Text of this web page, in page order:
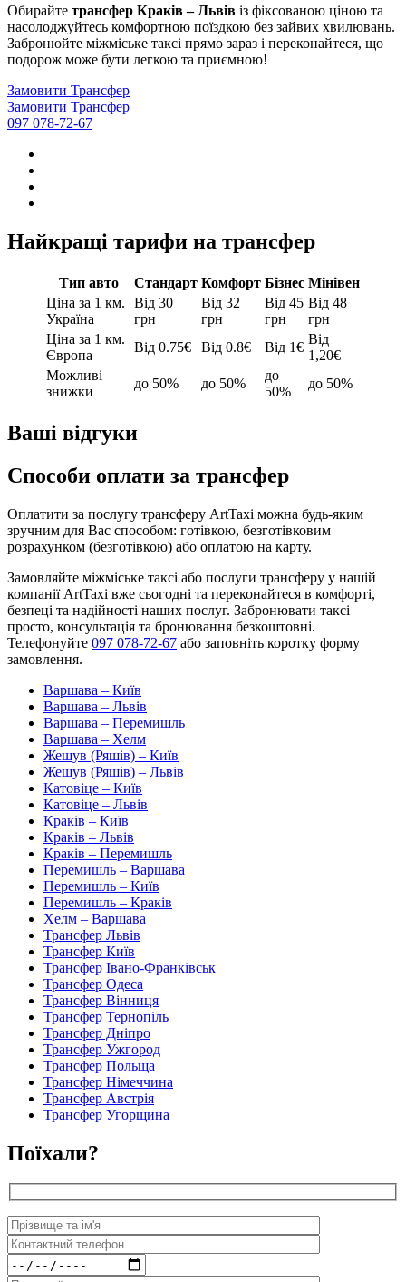
Обирайте трансфер Краків – Львів із фіксованою ціною та
насолоджуйтесь комфортною поїздкою без зайвих хвилювань.
Забронюйте міжміське таксі прямо зараз і переконайтеся, що
подорож може бути легкою та приємною!
Замовити Трансфер
Замовити Трансфер
097 078-72-67
Найкращі тарифи на трансфер
Тип авто Стандарт Комфорт Бізнес Мінівен
Ціна за 1 км.
Україна
Від 30
грн
Від 32
грн
Від 45
грн
Від 48
грн
Ціна за 1 км.
Європа
Від 0.75€ Від 0.8€ Від 1€
Від
1,20€
Можливі
знижки
до 50% до 50%
до
50%
до 50%
Ваші відгуки
Способи оплати за трансфер
Оплатити за послугу трансферу ArtTaxi можна будь-яким
зручним для Вас способом: готівкою, безготівковим
розрахунком (безготівкою) або оплатою на карту.
Замовляйте міжміське таксі або послуги трансферу у нашій
компанії ArtTaxi вже сьогодні та переконайтеся в комфорті,
безпеці та надійності наших послуг. Забронювати таксі
просто, консультація та бронювання безкоштовні.
Телефонуйте 097 078-72-67 або заповніть коротку форму
замовлення.
Варшава – Київ
Варшава – Львів
Варшава – Перемишль
Варшава – Хелм
Жешув (Ряшів) – Київ
Жешув (Ряшів) – Львів
Катовіце – Київ
Катовіце – Львів
Краків – Київ
Краків – Львів
Краків – Перемишль
Перемишль – Варшава
Перемишль – Київ
Перемишль – Краків
Хелм – Варшава
Трансфер Львів
Трансфер Київ
Трансфер Івано-Франківськ
Трансфер Одеса
Трансфер Вінниця
Трансфер Тернопіль
Трансфер Дніпро
Трансфер Ужгород
Трансфер Польща
Трансфер Німеччина
Трансфер Австрія
Трансфер Угорщина
Поїхали?